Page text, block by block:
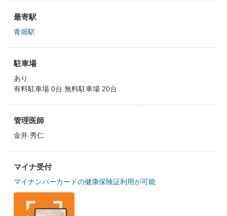
最寄駅
青堀駅
駐車場
あり
有料駐車場 0台 無料駐車場 20台
管理医師
金井 秀仁
マイナ受付
マイナンバーカードの健康保険証利用が可能